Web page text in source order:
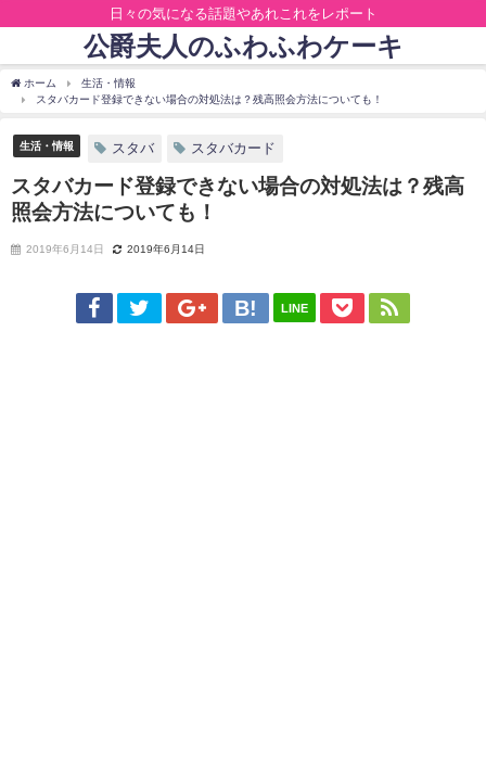
日々の気になる話題やあれこれをレポート
公爵夫人のふわふわケーキ
ホーム
生活・情報
スタバカード登録できない場合の対処法は？残高照会方法についても！
生活・情報 スタバ スタバカード
スタバカード登録できない場合の対処法は？残高
照会方法についても！
2019年6月14日 2019年6月14日
LINE